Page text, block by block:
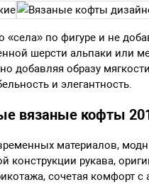
«села» по фигуре и не
шерсти альпаки или
добавляя образу
и элегантность.
вязаные кофты
материалов,
конструкции рукава,
сочетая комфорт